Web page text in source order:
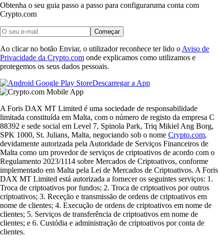
Obtenha o seu guia passo a passo para configuraruma conta com
Crypto.com
Começar
Ao clicar no botão Enviar, o utilizador reconhece ter lido o Aviso de
Privacidade da Crypto.com onde explicamos como utilizamos e
protegemos os seus dados pessoais.
Descarregar a App
A Foris DAX MT Limited é uma sociedade de responsabilidade
limitada constituída em Malta, com o número de registo da empresa C
88392 e sede social em Level 7, Spinola Park, Triq Mikiel Ang Borg,
SPK 1000, St. Julians, Malta, negociando sob o nome Crypto.com,
devidamente autorizada pela Autoridade de Serviços Financeiros de
Malta como um provedor de serviços de criptoativos de acordo com o
Regulamento 2023/1114 sobre Mercados de Criptoativos, conforme
implementado em Malta pela Lei de Mercados de Criptoativos. A Foris
DAX MT Limited está autorizada a fornecer os seguintes serviços: 1.
Troca de criptoativos por fundos; 2. Troca de criptoativos por outros
criptoativos; 3. Receção e transmissão de ordens de criptoativos em
nome de clientes; 4. Execução de ordens de criptoativos em nome de
clientes; 5. Serviços de transferência de criptoativos em nome de
clientes; e 6. Custódia e administração de criptoativos por conta de
clientes.